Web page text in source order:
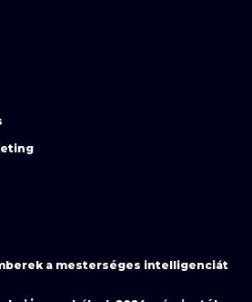
a mesterséges intelligenciát